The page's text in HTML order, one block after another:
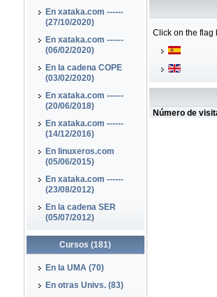
En xataka.com ------
(27/10/2020)
En xataka.com ------
(06/02/2020)
En la cadena COPE
(03/02/2020)
En xataka.com ------
(20/06/2018)
En xataka.com ------
(14/12/2016)
En linuxeros.com
(05/06/2015)
En xataka.com ------
(23/08/2012)
En la cadena SER
(05/07/2012)
Cursos (181)
En la UMA (70)
En otras Univs. (83)
Click on the flag
Número de